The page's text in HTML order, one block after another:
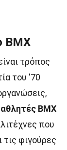
BMX
τρόπος
του '70
αθλητές BMX
που
φιγούρες